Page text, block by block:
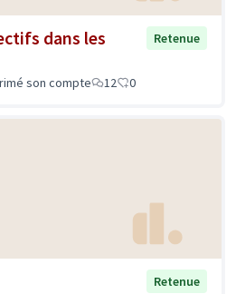
dans les
Retenue
son compte 12 0
Retenue